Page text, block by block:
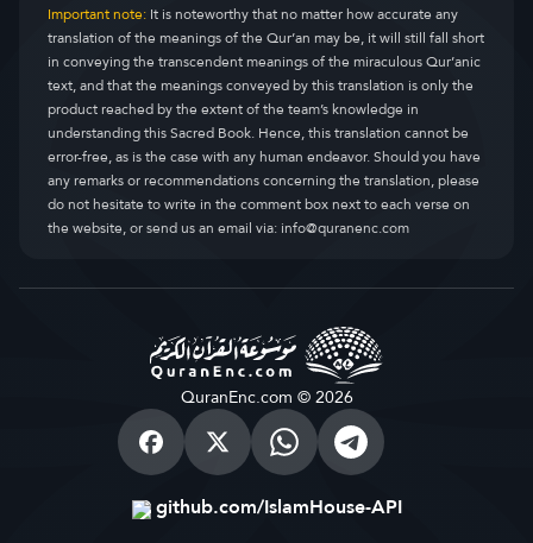
Important note:It is noteworthy that no matter how accurate any
translation of the meanings of the Qur’an may be, it will still fall short
in conveying the transcendent meanings of the miraculous Qur’anic
text, and that the meanings conveyed by this translation is only the
product reached by the extent of the team’s knowledge in
understanding this Sacred Book. Hence, this translation cannot be
error-free, as is the case with any human endeavor. Should you have
any remarks or recommendations concerning the translation, please
do not hesitate to write in the comment box next to each verse on
the website, or send us an email via:info@quranenc.com
QuranEnc.com © 2026
github.com/IslamHouse-API